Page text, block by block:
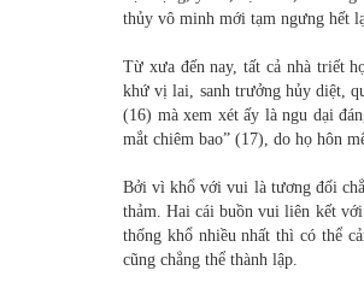
thủy vô minh mới tạm ngưng hết
Từ xưa đến nay, tất cả nhà triết
khứ vị lai, sanh trưởng hủy diệt,
(16) mà xem xét ấy là ngu dại
mắt chiêm bao” (17), do họ hôn
Bởi vì khổ với vui là tương đối
thảm. Hai cái buồn vui liên kết
thống khổ nhiều nhất thì có thể
cũng chẳng thể thành lập.